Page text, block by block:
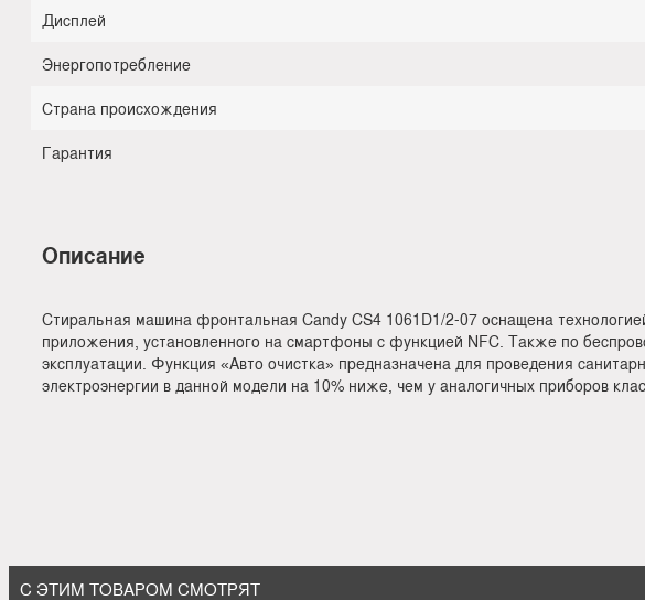
Дисплей
Энергопотребление
Страна происхождения
Гарантия
Описание
Стиральная машина фронтальная Candy CS4 1061D1/2-07 оснащена
приложения, установленного на смартфоны с функцией NFC. Также по
эксплуатации. Функция «Авто очистка» предназначена для проведения
электроэнергии в данной модели на 10% ниже, чем у аналогичных приборов
С ЭТИМ ТОВАРОМ СМОТРЯТ